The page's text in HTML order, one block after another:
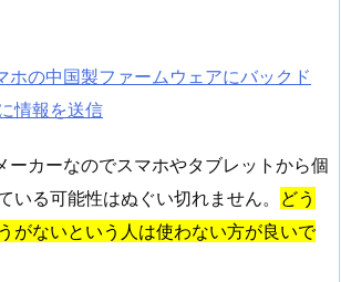
ホの中国製ファームウェアにバックド
情報を送信
カーなのでスマホやタブレットから個
いる可能性はぬぐい切れません。 どう
がないという人は使わない方が良いで